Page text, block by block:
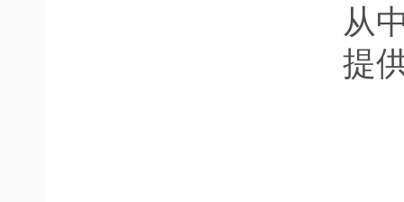
从
提